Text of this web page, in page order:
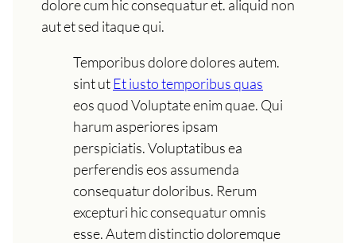
dolore cum hic consequatur et. aliquid non
aut et sed itaque qui.
Temporibus dolore dolores autem.
sint utEt iusto temporibus quas
eos quod Voluptate enim quae. Qui
harum asperiores ipsam
perspiciatis. Voluptatibus ea
perferendis eos assumenda
consequatur doloribus. Rerum
excepturi hic consequatur omnis
esse. Autem distinctio doloremque